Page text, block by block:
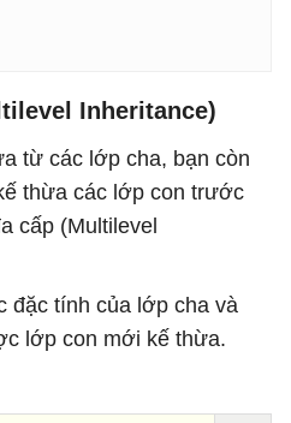
Inheritance)
từ các lớp cha, bạn còn
thừa các lớp con trước
cấp (Multilevel
đặc tính của lớp cha và
lớp con mới kế thừa.